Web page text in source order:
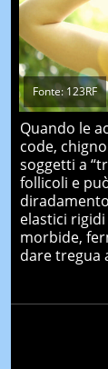
Fonte: 123RF
Quando le
code,
soggetti a
follicoli e
elastici
morbide,
dare tregua